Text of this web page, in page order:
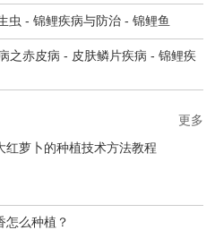
虫 - 锦鲤疾病与防治 - 锦鲤鱼
之赤皮病 - 皮肤鳞片疾病 - 锦鲤疾
红萝卜的种植技术方法教程
怎么种植？
更多